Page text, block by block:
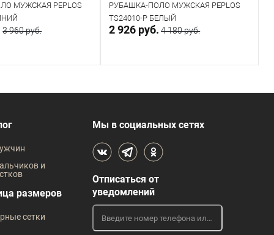
МУЖСКАЯ PEPLOS
3 960 руб.
запрос
РУБАШКА-ПОЛО МУЖСКАЯ PEPLOS
TS24010-P БЕЛЫЙ
2 926 руб. 4 180 руб.
В корзину
В наличии
Размер одежды
112
и
размеров
сетки
Мы в социальных сетях
Отписаться от
уведомлений